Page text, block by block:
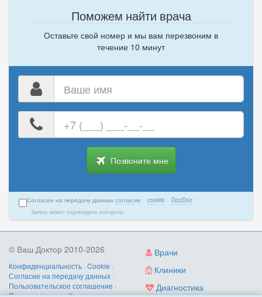
Поможем найти врача
Оставьте свой номер и мы вам перезвоним в
течение 10 минут
номер
телефона
Позвоните мне
Согласен на передачу данных согласие · cookie · DocDoc
Заявку может подтвердить кол-центр.
Врачи
Клиники
Диагностика
© Ваш Доктор 2010-2026
Конфиденциальность · Cookie ·
Согласие на передачу данных ·
Пользовательское соглашение ·